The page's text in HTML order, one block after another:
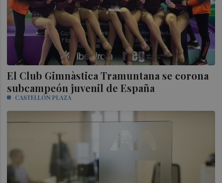
El Club Gimnàstica Tramuntana se corona
subcampeón juvenil de España
CASTELLÓN PLAZA